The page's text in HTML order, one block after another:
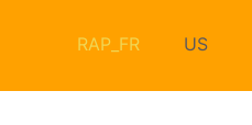
RAP_FR US